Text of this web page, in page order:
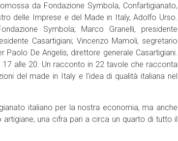
da Fondazione Symbola, Confartigianato,
delle Imprese e del Made in Italy, Adolfo Urso.
Symbola; Marco Granelli, presidente
Casartigiani; Vincenzo Mamoli, segretario
Paolo De Angelis, direttore generale Casartigiani.
alle 20. Un racconto in 22 tavole che racconta
del made in Italy e l’idea di qualità italiana nel
italiano per la nostra economia, ma anche
una cifra pari a circa un quarto di tutto il